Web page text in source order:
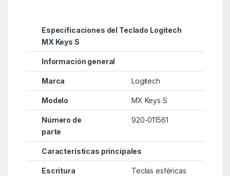
Especificaciones del Teclado Logitech
MX Keys S
Información general
Marca Logitech
Modelo MX Keys S
Número de
parte
920-011561
Características principales
Escritura
Teclas esféricas